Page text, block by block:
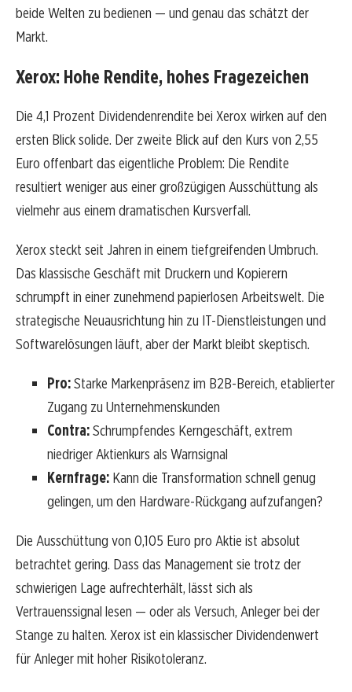
beide Welten zu bedienen — und genau das schätzt der
Markt.
Xerox: Hohe Rendite, hohes Fragezeichen
Die 4,1 Prozent Dividendenrendite bei Xerox wirken auf den
ersten Blick solide. Der zweite Blick auf den Kurs von 2,55
Euro offenbart das eigentliche Problem: Die Rendite
resultiert weniger aus einer großzügigen Ausschüttung als
vielmehr aus einem dramatischen Kursverfall.
Xerox steckt seit Jahren in einem tiefgreifenden Umbruch.
Das klassische Geschäft mit Druckern und Kopierern
schrumpft in einer zunehmend papierlosen Arbeitswelt. Die
strategische Neuausrichtung hin zu IT-Dienstleistungen und
Softwarelösungen läuft, aber der Markt bleibt skeptisch.
Pro:Starke Markenpräsenz im B2B-Bereich, etablierter
Zugang zu Unternehmenskunden
Contra:Schrumpfendes Kerngeschäft, extrem
niedriger Aktienkurs als Warnsignal
Kernfrage: Kann die Transformation schnell genug
gelingen, um den Hardware-Rückgang aufzufangen?
Die Ausschüttung von 0,105 Euro pro Aktie ist absolut
betrachtet gering. Dass das Management sie trotz der
schwierigen Lage aufrechterhält, lässt sich als
Vertrauenssignal lesen — oder als Versuch, Anleger bei der
Stange zu halten. Xerox ist ein klassischer Dividendenwert
für Anleger mit hoher Risikotoleranz.